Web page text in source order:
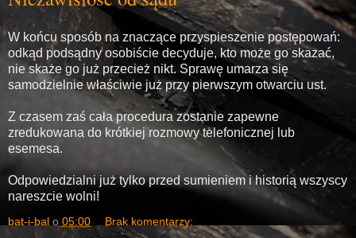
W końcu sposób na znaczące przyspieszenie postępowań:
odkąd podsądny osobiście decyduje, kto może go skazać,
nie skaże go już przecież nikt. Sprawę umarza się
samodzielnie właściwie już przy pierwszym otwarciu ust.
Z czasem zaś cała procedura zostanie zapewne
zredukowana do krótkiej rozmowy telefonicznej lub
esemesa.
Odpowiedzialni już tylko przed sumieniem i historią wszyscy
nareszcie wolni!
bat-i-bal o 05:00 Brak komentarzy: